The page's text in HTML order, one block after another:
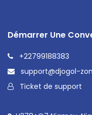
Démarrer Une
+22799188383
support@djogol-
Ticket de support